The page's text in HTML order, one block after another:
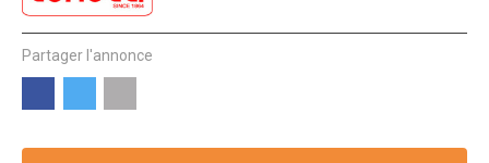
Partager l'annonce